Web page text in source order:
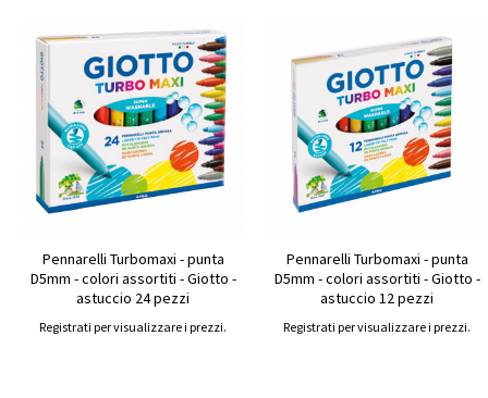
Pennarelli Turbomaxi - punta
D5mm - colori assortiti - Giotto -
astuccio 24 pezzi
Registrati per visualizzare i prezzi.
Pennarelli Turbomaxi - punta
D5mm - colori assortiti - Giotto -
astuccio 12 pezzi
Registrati per visualizzare i prezzi.